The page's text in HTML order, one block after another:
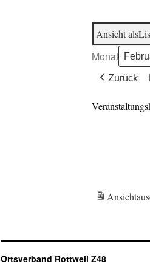
Ansicht als
Monat
Zurück
Ansicht
Ortsverband Rottweil Z48